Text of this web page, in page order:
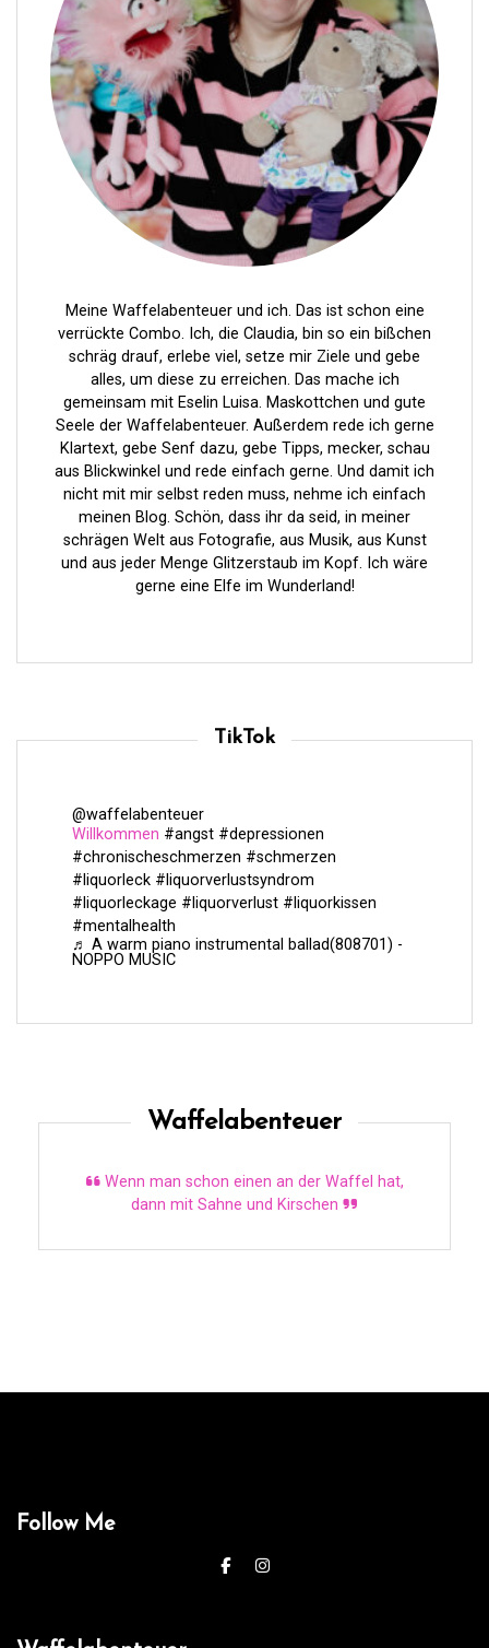
e
Meine Waffelabenteuer und ich. Das ist schon eine
verrückte Combo. Ich, die Claudia, bin so ein bißchen
schräg drauf, erlebe viel, setze mir Ziele und gebe
alles, um diese zu erreichen. Das mache ich
gemeinsam mit Eselin Luisa. Maskottchen und gute
Seele der Waffelabenteuer. Außerdem rede ich gerne
Klartext, gebe Senf dazu, gebe Tipps, mecker, schau
aus Blickwinkel und rede einfach gerne. Und damit ich
nicht mit mir selbst reden muss, nehme ich einfach
meinen Blog. Schön, dass ihr da seid, in meiner
schrägen Welt aus Fotografie, aus Musik, aus Kunst
und aus jeder Menge Glitzerstaub im Kopf. Ich wäre
gerne eine Elfe im Wunderland!
TikTok
@waffelabenteuer
Willkommen #angst #depressionen
#chronischeschmerzen #schmerzen
#liquorleck #liquorverlustsyndrom
#liquorleckage #liquorverlust #liquorkissen
#mentalhealth
♬ A warm piano instrumental ballad(808701) -
NOPPO MUSIC
Waffelabenteuer
Wenn man schon einen an der Waffel hat,
dann mit Sahne und Kirschen
Follow Me